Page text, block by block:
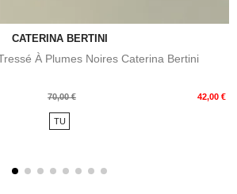
CATERINA BERTINI
À Plumes Noires Caterina Bertini
70,00 € 42,00 €
TU